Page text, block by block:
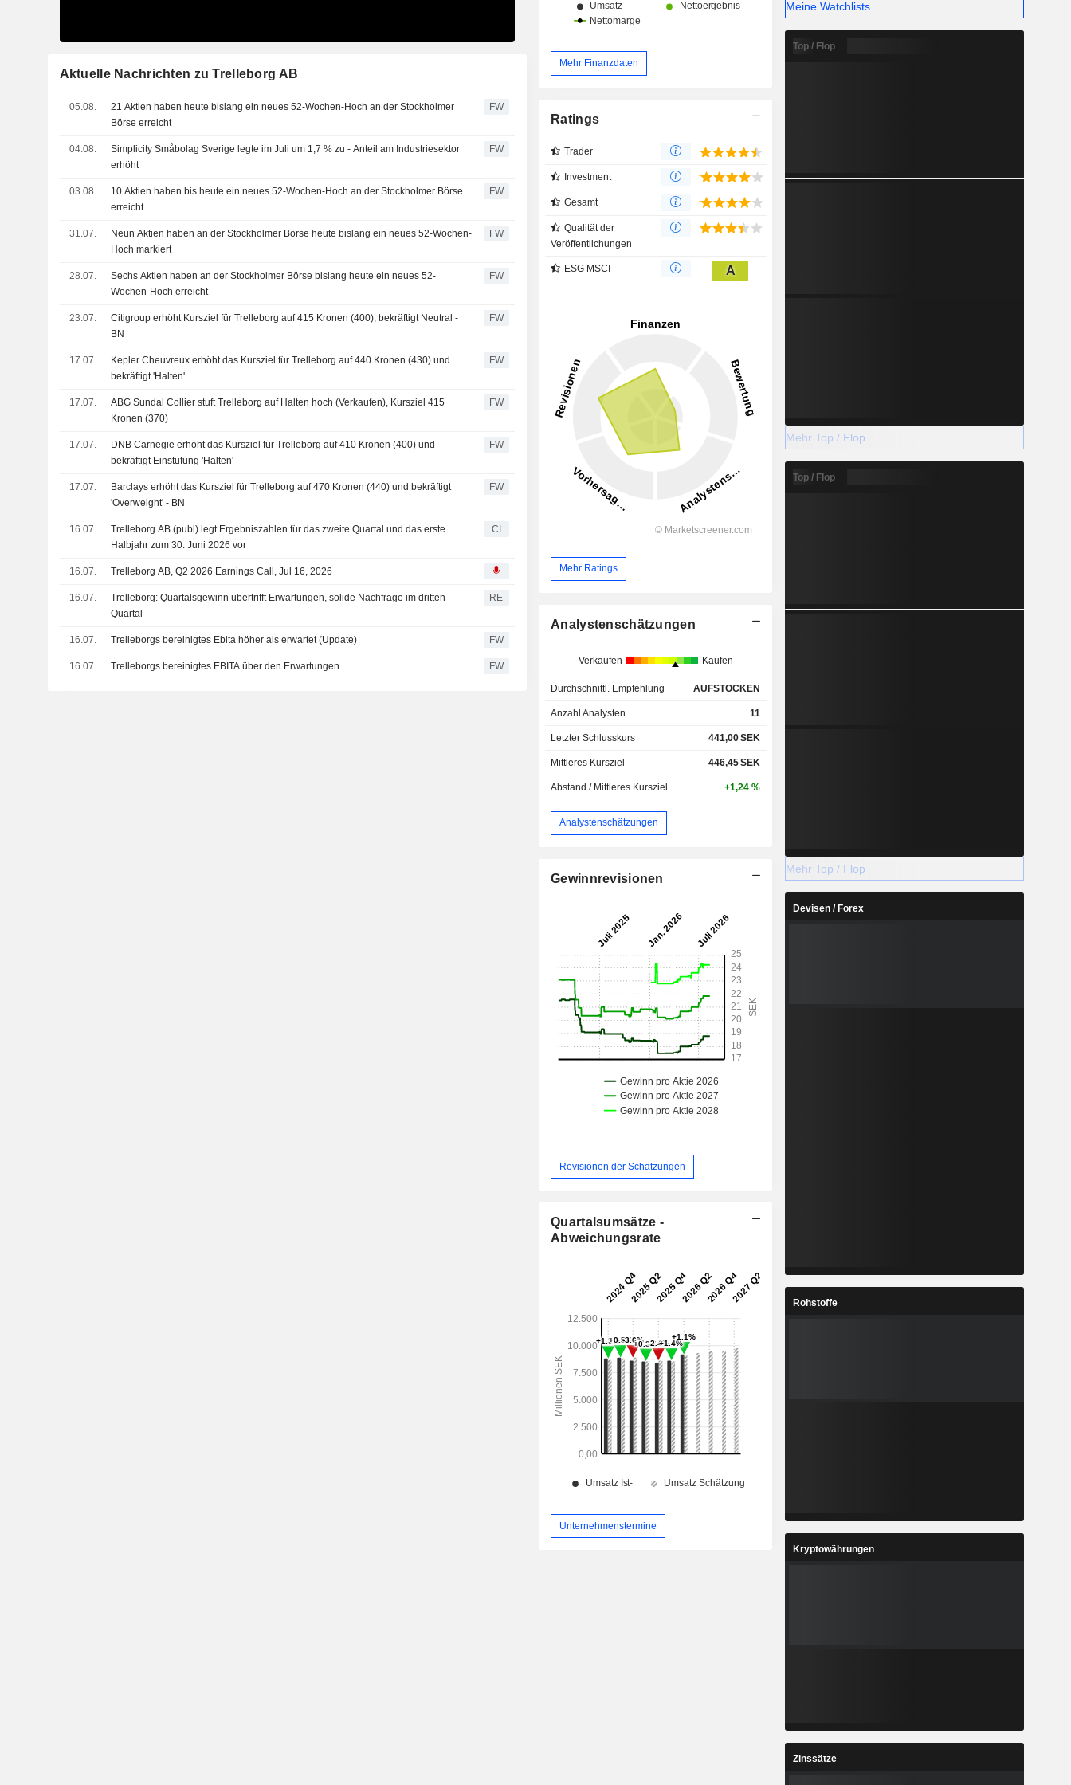
Aktuelle Nachrichten zu Trelleborg AB
05.08.
21 Aktien haben heute bislang ein neues 52-Wochen-Hoch an der Stockholmer
Börse erreicht
FW
04.08.
Simplicity Småbolag Sverige legte im Juli um 1,7 % zu - Anteil am Industriesektor
erhöht
FW
03.08.
10 Aktien haben bis heute ein neues 52-Wochen-Hoch an der Stockholmer Börse
erreicht
FW
31.07.
Neun Aktien haben an der Stockholmer Börse heute bislang ein neues 52-Wochen-
Hoch markiert
FW
28.07.
Sechs Aktien haben an der Stockholmer Börse bislang heute ein neues 52-
Wochen-Hoch erreicht
FW
23.07.
Citigroup erhöht Kursziel für Trelleborg auf 415 Kronen (400), bekräftigt Neutral -
BN
FW
17.07.
Kepler Cheuvreux erhöht das Kursziel für Trelleborg auf 440 Kronen (430) und
bekräftigt 'Halten'
FW
17.07.
ABG Sundal Collier stuft Trelleborg auf Halten hoch (Verkaufen), Kursziel 415
Kronen (370)
FW
17.07.
DNB Carnegie erhöht das Kursziel für Trelleborg auf 410 Kronen (400) und
bekräftigt Einstufung 'Halten'
FW
17.07.
Barclays erhöht das Kursziel für Trelleborg auf 470 Kronen (440) und bekräftigt
'Overweight' - BN
FW
16.07.
Trelleborg AB (publ) legt Ergebniszahlen für das zweite Quartal und das erste
Halbjahr zum 30. Juni 2026 vor
CI
16.07. Trelleborg AB, Q2 2026 Earnings Call, Jul 16, 2026
16.07.
Trelleborg: Quartalsgewinn übertrifft Erwartungen, solide Nachfrage im dritten
Quartal
RE
16.07. Trelleborgs bereinigtes Ebita höher als erwartet (Update) FW
16.07. Trelleborgs bereinigtes EBITA über den Erwartungen FW
Mehr Finanzdaten
Ratings
Trader
Investment
Gesamt
Qualität der
Veröffentlichungen
ESG MSCI A
Mehr Ratings
Analystenschätzungen
Verkaufen Kaufen
Durchschnittl. Empfehlung AUFSTOCKEN
Anzahl Analysten 11
Letzter Schlusskurs 441,00SEK
Mittleres Kursziel 446,45SEK
Abstand / Mittleres Kursziel +1,24 %
Analystenschätzungen
Gewinnrevisionen
Revisionen der Schätzungen
Quartalsumsätze -
Abweichungsrate
Unternehmenstermine
Meine Watchlists
Top / Flop
Mehr Top / Flop
Top / Flop
Mehr Top / Flop
Devisen / Forex
Rohstoffe
Kryptowährungen
Zinssätze